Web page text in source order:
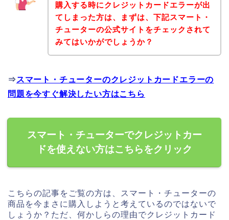
購入する時にクレジットカードエラーが出
てしまった方は、まずは、下記スマート・
チューターの公式サイトをチェックされて
みてはいかがでしょうか？
⇒ スマート・チューターのクレジットカードエラーの
問題を今すぐ解決したい方はこちら
スマート・チューターでクレジットカー
ドを使えない方はこちらをクリック
こちらの記事をご覧の方は、スマート・チューターの
商品を今まさに購入しようと考えているのではないで
しょうか？ただ、何かしらの理由でクレジットカード